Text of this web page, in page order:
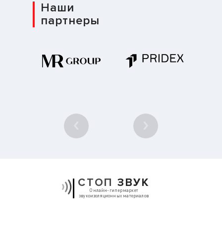
Наши
партнеры
1
СТОП ЗВУК
Онлайн-гипермаркет
звукоизоляционных материалов